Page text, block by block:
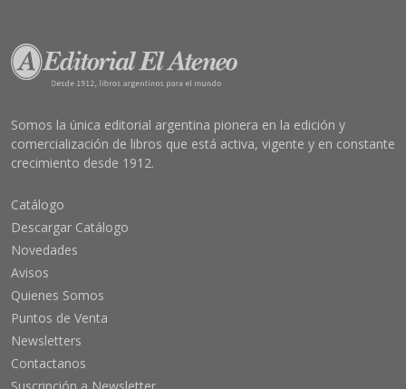
Somos la única editorial argentina pionera en la edición y
comercialización de libros que está activa, vigente y en constante
crecimiento desde 1912.
Catálogo
Descargar Catálogo
Novedades
Avisos
Quienes Somos
Puntos de Venta
Newsletters
Contactanos